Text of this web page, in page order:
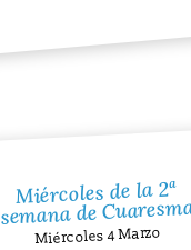
Miércoles de la 2ª
semana de
Miércoles 4 Marzo